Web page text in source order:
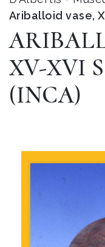
Ariballoid vase,
XV-XVI
(INCA)